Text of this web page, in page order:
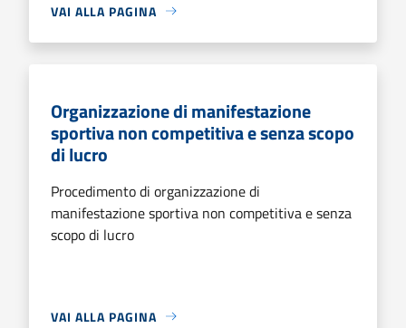
VAI ALLA PAGINA
Organizzazione di manifestazione
sportiva non competitiva e senza scopo
di lucro
Procedimento di organizzazione di
manifestazione sportiva non competitiva e senza
scopo di lucro
VAI ALLA PAGINA